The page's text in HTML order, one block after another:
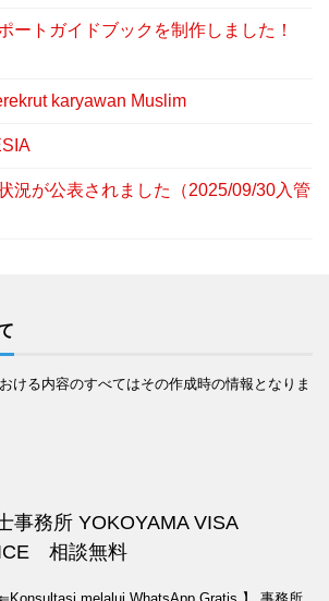
ートガイドブックを制作しました！
karyawan Muslim
況が公表されました（2025/09/30入管
ける内容のすべてはその作成時の情報となりま
事務所 YOKOYAMA VISA
相談無料